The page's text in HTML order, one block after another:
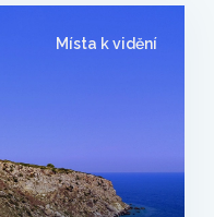
Místa k vidění